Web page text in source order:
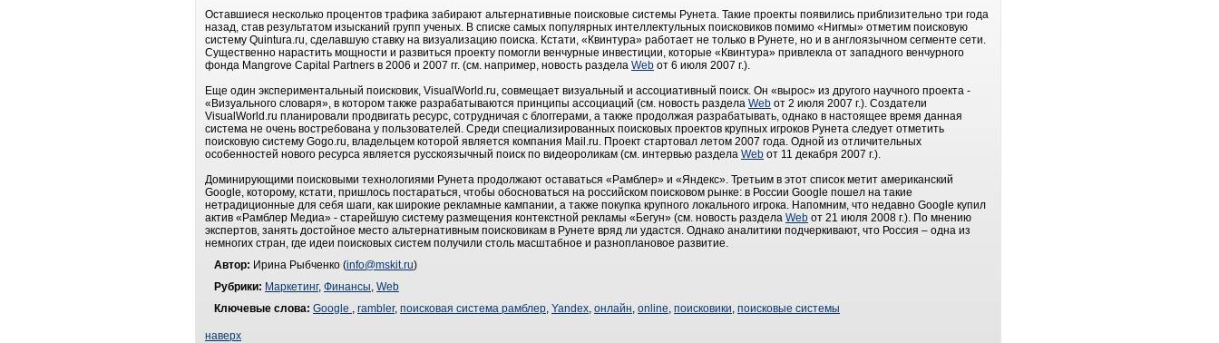
Оставшиеся несколько процентов трафика забирают альтернативные поисковые системы Рунета. Такие проекты появились приблизительно три года
назад, став результатом изысканий групп ученых. В списке самых популярных интеллектульных поисковиков помимо «Нигмы» отметим поисковую
систему Quintura.ru, сделавшую ставку на визуализацию поиска. Кстати, «Квинтура» работает не только в Рунете, но и в англоязычном сегменте сети.
Существенно нарастить мощности и развиться проекту помогли венчурные инвестиции, которые «Квинтура» привлекла от западного венчурного
фонда Mangrove Capital Partners в 2006 и 2007 гг. (см. например, новость раздела Web от 6 июля 2007 г.).
Еще один экспериментальный поисковик, VisualWorld.ru, совмещает визуальный и ассоциативный поиск. Он «вырос» из другого научного проекта -
«Визуального словаря», в котором также разрабатываются принципы ассоциаций (см. новость раздела Web от 2 июля 2007 г.). Создатели
VisualWorld.ru планировали продвигать ресурс, сотрудничая с блоггерами, а также продолжая разрабатывать, однако в настоящее время данная
система не очень востребована у пользователей. Среди специализированных поисковых проектов крупных игроков Рунета следует отметить
поисковую систему Gogo.ru, владельцем которой является компания Mail.ru. Проект стартовал летом 2007 года. Одной из отличительных
особенностей нового ресурса является русскоязычный поиск по видеороликам (см. интервью раздела Web от 11 декабря 2007 г.).
Доминирующими поисковыми технологиями Рунета продолжают оставаться «Рамблер» и «Яндекс». Третьим в этот список метит американский
Google, которому, кстати, пришлось постараться, чтобы обосноваться на российском поисковом рынке: в России Google пошел на такие
нетрадиционные для себя шаги, как широкие рекламные кампании, а также покупка крупного локального игрока. Напомним, что недавно Google купил
актив «Рамблер Медиа» - старейшую систему размещения контекстной рекламы «Бегун» (см. новость раздела Web от 21 июля 2008 г.). По мнению
экспертов, занять достойное место альтернативным поисковикам в Рунете вряд ли удастся. Однако аналитики подчеркивают, что Россия – одна из
немногих стран, где идеи поисковых систем получили столь масштабное и разноплановое развитие.
Автор: Ирина Рыбченко (info@mskit.ru)
Рубрики: Маркетинг, Финансы, Web
Ключевые слова: Google , rambler, поисковая система рамблер, Yandex, онлайн, online, поисковики, поисковые системы
наверх